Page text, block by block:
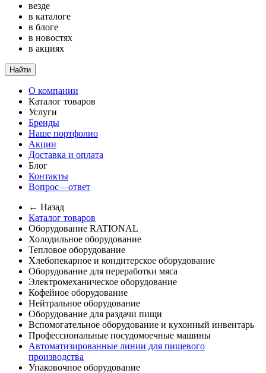
везде
в каталоге
в блоге
в новостях
в акциях
Найти
О компании
Каталог товаров
Услуги
Бренды
Наше портфолио
Акции
Доставка и оплата
Блог
Контакты
Вопрос—ответ
← Назад
Каталог товаров
Оборудование RATIONAL
Холодильное оборудование
Тепловое оборудование
Хлебопекарное и кондитерское оборудование
Оборудование для переработки мяса
Электромеханическое оборудование
Кофейное оборудование
Нейтральное оборудование
Оборудование для раздачи пищи
Вспомогательное оборудование и кухонный инвентарь
Профессиональные посудомоечные машины
Автоматизированные линии для пищевого
производства
Упаковочное оборудование